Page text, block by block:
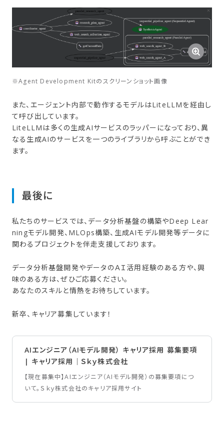
※Agent Development Kitのスクリーンショット画像
また、エージェント内部で動作するモデルはLiteLLMを経由し
て呼び出しています。
LiteLLMは多くの生成AIサービスのラッパーになっており、異
なる生成AIのサービスを一つのライブラリから呼ぶことができ
ます。
最後に
私たちのサービスでは、データ分析基盤の構築やDeep Lear
ningモデル開発、MLOps構築、生成AIモデル開発等データに
関わるプロジェクトを伴走支援しております。
データ分析基盤開発やデータのＡＩ活用経験のある方や、興
味のある方は、ぜひご応募ください。
あなたのスキルと情熱をお待ちしています。
新卒、キャリア募集しています！
AIエンジニア（AIモデル開発） キャリア採用 募集要項
| キャリア採用｜Ｓｋｙ株式会社
【現在募集中】AIエンジニア（AIモデル開発）の募集要項につ
いて。Ｓｋｙ株式会社のキャリア採用サイト